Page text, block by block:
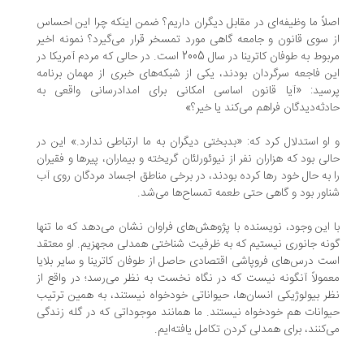
ما وظیفه‌ای در مقابل دیگران داریم؟ ضمن اینکه چرا این احساس
سوی قانون و جامعه گاهی مورد تمسخر قرار می‌گیرد؟ نمونه اخیر
مربوط به طوفان کاترینا در سال 2005 است. در حالی که مردم آمریکا در
فاجعه سرگردان بودند، یکی از شبکه‌های خبری از مهمان برنامه
«آیا قانون اساسی امکانی برای امدادرسانی واقعی به
فراهم می‌کند یا خیر؟»
استدلال کرد که: «بدبختی دیگران به ما ارتباطی ندارد.»‌ این در
بود که هزاران نفر از نیوئورلئان گریخته و بیماران، پیرها و فقیران
به حال خود رها کرده بودند، در برخی مناطق اجساد مردگان روی آب
بود و گاهی حتی طعمه تمساح‌ها می‌شد.
این وجود، نویسنده با پژوهش‌های فراوان نشان می‌دهد که ما تنها
جانوری نیستیم که به ظرفیت شناختی همدلی مجهزیم. او معتقد
درس‌های فروپاشی اقتصادی حاصل از طوفان کاترینا و سایر بلایا
آنگونه نیست که در نگاه نخست به نظر می‌رسد؛ در واقع از
بیولوژیکی انسان‌ها، حیواناتی خودخواه نیستند، به همین ترتیب
هم خودخواه نیستند. ما همانند موجوداتی که در گله زندگی
برای همدلی کردن تکامل یافته‌ایم.